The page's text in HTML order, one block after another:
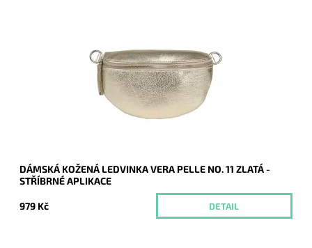
Momentálně nedostupné
20266
Vera Pelle
2 roky
DÁMSKÁ KOŽENÁ LEDVINKA VERA PELLE NO. 11 ZLATÁ -
STŘÍBRNÉ APLIKACE
979 Kč DETAIL